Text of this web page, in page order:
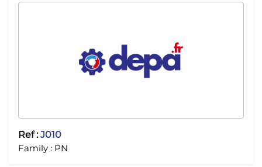
Ref :J010
Family : PN